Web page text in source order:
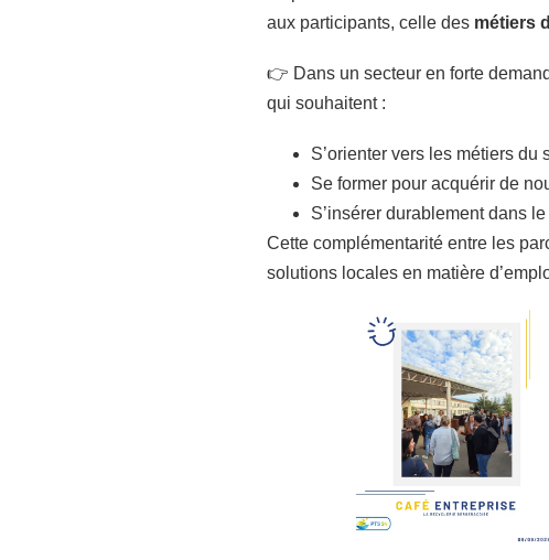
aux participants, celle des métiers
👉 Dans un secteur en forte
qui souhaitent :
S’orienter vers les métiers du
Se former pour acquérir de
S’insérer durablement dans
Cette complémentarité entre les
solutions locales en matière